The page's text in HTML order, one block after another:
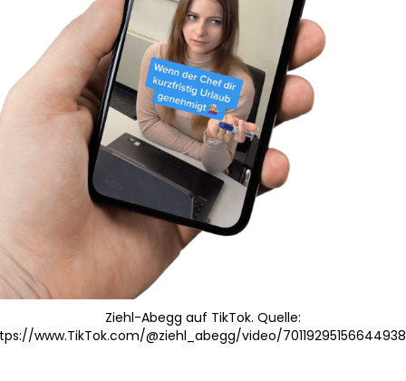
Ziehl-Abegg auf TikTok. Quelle:
www.TikTok.com/@ziehl_abegg/video/